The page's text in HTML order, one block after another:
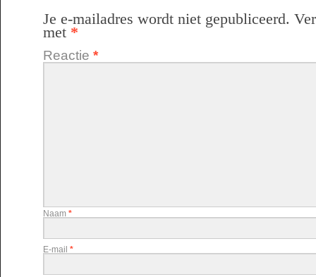
Je e-mailadres wordt niet gepubliceerd.
met *
Reactie *
Naam *
E-mail *